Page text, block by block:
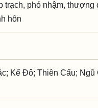
trạch, phó nhậm, thượng
hôn
Kế Đô; Thiên Cẩu;